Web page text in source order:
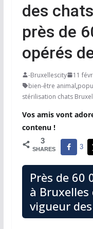
des
près de
opérés
-Bruxellescity 11
bien-être animal,
stérilisation chats
Vos amis vont
contenu !
3
SHARES 3
Près de 60
à Bruxelles
vigueur